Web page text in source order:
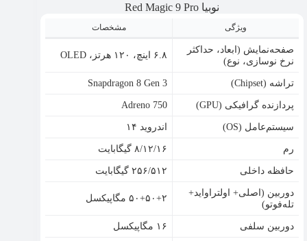
نوبیا Red Magic 9 Pro
ویژگی مشخصات
صفحه‌نمایش (ابعاد، حداکثر
نرخ نوسازی، نوع)
۶.۸ اینچ، ۱۲۰ هرتز، OLED
تراشه (Chipset)
Snapdragon 8 Gen 3
پردازنده گرافیکی (GPU)
Adreno 750
سیستم‌عامل (OS)
اندروید ۱۴
رم
۸/۱۲/۱۶ گیگابایت
حافظه داخلی
۲۵۶/۵۱۲ گیگابایت
دوربین (اصلی+ اولتراواید+
تله‌فوتو)
۵۰+۵۰+۲ مگاپیکسل
دوربین سلفی
۱۶ مگاپیکسل